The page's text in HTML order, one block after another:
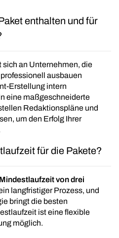
enthalten und für
sich an Unternehmen, die
ausbauen
Erstellung intern
eine maßgeschneiderte
Redaktionspläne und
um den Erfolg Ihrer
für die Pakete?
Mindestlaufzeit von drei
langfristiger Prozess, und
bringt die besten
ist eine flexible
möglich.